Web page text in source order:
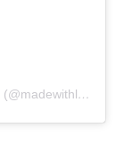
Una publicación compartida por Tom Daley (@madewithlovebytomdaley)